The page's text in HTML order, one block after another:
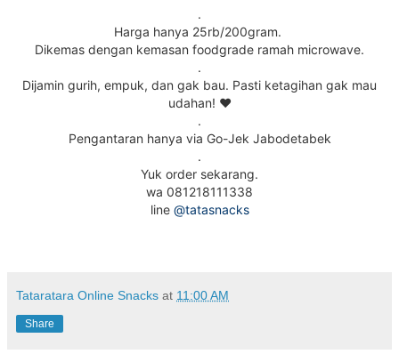
.
Harga hanya 25rb/200gram.
Dikemas dengan kemasan foodgrade ramah microwave.
.
Dijamin gurih, empuk, dan gak bau. Pasti ketagihan gak mau
udahan! ❤️
.
Pengantaran hanya via Go-Jek Jabodetabek
.
Yuk order sekarang.
wa 081218111338
line @tatasnacks
Tataratara Online Snacks at 11:00 AM
Share